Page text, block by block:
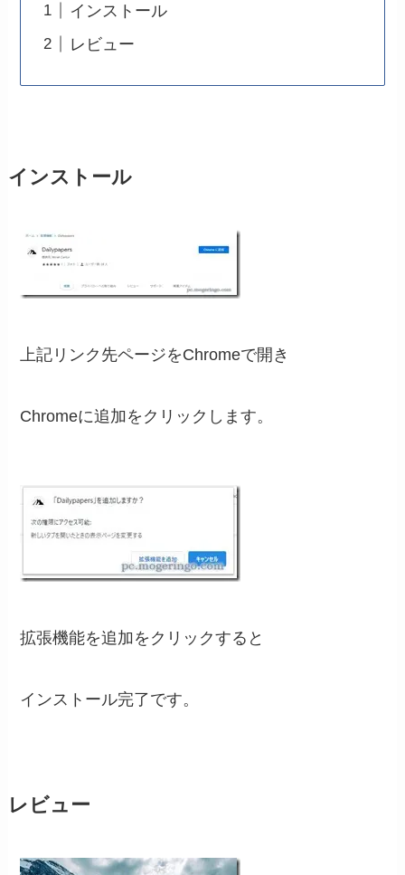
インストール
レビュー
インストール
上記リンク先ページをChromeで開き
Chromeに追加をクリックします。
拡張機能を追加をクリックすると
インストール完了です。
レビュー